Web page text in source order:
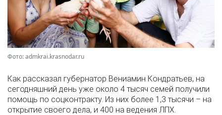
Фото: admkrai.krasnodar.ru
Как рассказал губернатор Вениамин Кондратьев, на
сегодняшний день уже около 4 тысяч семей получили
помощь по соцконтракту. Из них более 1,3 тысячи – на
открытие своего дела, и 400 на ведения ЛПХ.